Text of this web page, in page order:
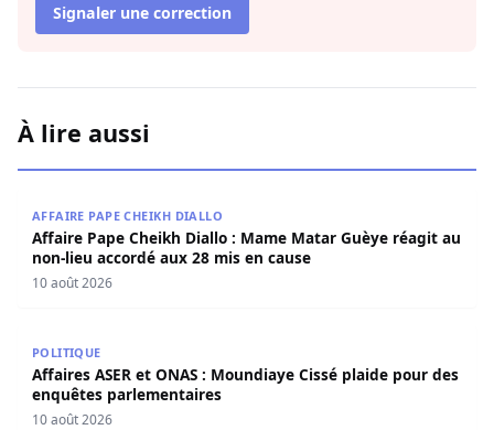
Signaler une correction
À lire aussi
AFFAIRE PAPE CHEIKH DIALLO
Affaire Pape Cheikh Diallo : Mame Matar Guèye réagit au
non-lieu accordé aux 28 mis en cause
10 août 2026
POLITIQUE
Affaires ASER et ONAS : Moundiaye Cissé plaide pour des
enquêtes parlementaires
10 août 2026